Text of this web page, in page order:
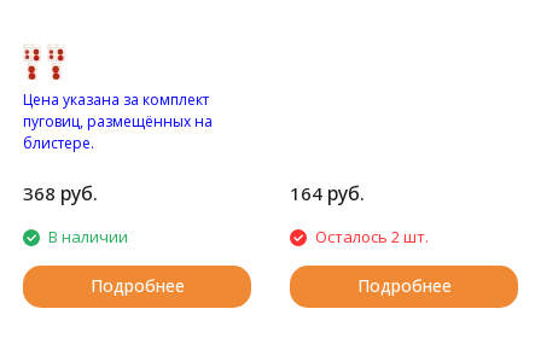
Цена указана за комплект
пуговиц, размещённых на
блистере.
двумя отверстиями.
368 руб.
В наличии
Подробнее
164 руб.
Осталось 2 шт.
Подробнее